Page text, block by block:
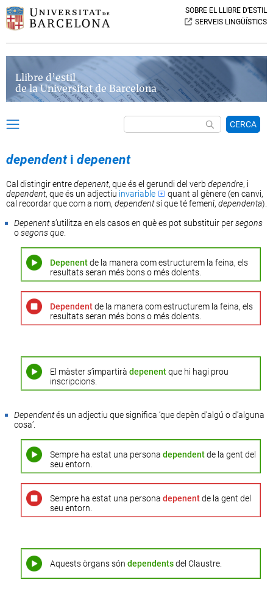
SOBRE EL LLIBRE D’ESTIL
SERVEIS LINGÜÍSTICS
Llibre d’estil
de la Universitat de Barcelona
CERCA
dependenti depenent
Cal distingir entredepenent, que és el gerundi del verb dependre, i
dependent, que és un adjectiu invariable
quant al gènere (en canvi,
cal recordar que com a nom, dependentsí que té femení, dependenta).
Depenents’utilitza en els casos en què es pot substituir persegons
osegons que.
Depenentde la manera com estructurem la feina, els
resultats seran més bons o més dolents.
Dependentde la manera com estructurem la feina, els
resultats seran més bons o més dolents.
El màster s’impartirà depenentque hi hagi prou
inscripcions.
Dependentés un adjectiu que significa ‘que depèn d’algú o d’alguna
cosa’.
Sempre ha estat una persona dependentde la gent del
seu entorn.
Sempre ha estat una persona depenentde la gent del
seu entorn.
Aquests òrgans són dependentsdel Claustre.